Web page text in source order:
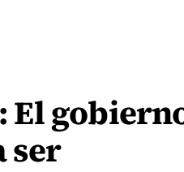
El
ser